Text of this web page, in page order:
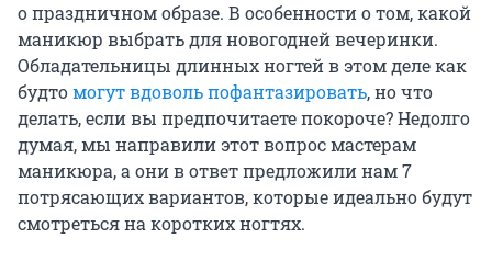
о праздничном образе. В особенности о том, какой
маникюр выбрать для новогодней вечеринки.
Обладательницы длинных ногтей в этом деле как
будтомогут вдоволь пофантазировать, но что
делать, если вы предпочитаете покороче? Недолго
думая, мы направили этот вопрос мастерам
маникюра, а они в ответ предложили нам 7
потрясающих вариантов, которые идеально будут
смотреться на коротких ногтях.